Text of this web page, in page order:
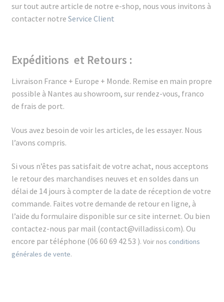
sur tout autre article de notre e-shop, nous vous invitons à
contacter notre Service Client
Expéditions et Retours :
Livraison France + Europe + Monde. Remise en main propre
possible à Nantes au showroom, sur rendez-vous, franco
de frais de port.
Vous avez besoin de voir les articles, de les essayer. Nous
l’avons compris.
Si vous n’êtes pas satisfait de votre achat, nous acceptons
le retour des marchandises neuves et en soldes dans un
délai de 14 jours à compter de la date de réception de votre
commande. Faites votre demande de retour en ligne, à
l’aide du formulaire disponible sur ce site internet. Ou bien
contactez-nous par mail (contact@villadissi.com). Ou
encore par téléphone (06 60 69 42 53 ). Voir nos conditions
générales de vente.